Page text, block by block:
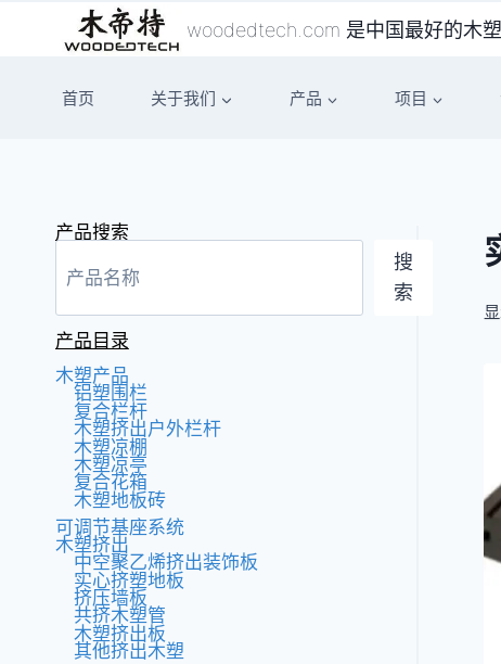
woodedtech.com 是中国最好的木
首页 关于我们 产品 项目
产品搜索
搜
索
产品目录
木塑产品
铝塑围栏
复合栏杆
木塑挤出户外栏杆
木塑凉棚
木塑凉亭
复合花箱
木塑地板砖
可调节基座系统
木塑挤出
中空聚乙烯挤出装饰板
实心挤塑地板
挤压墙板
共挤木塑管
木塑挤出板
其他挤出木塑